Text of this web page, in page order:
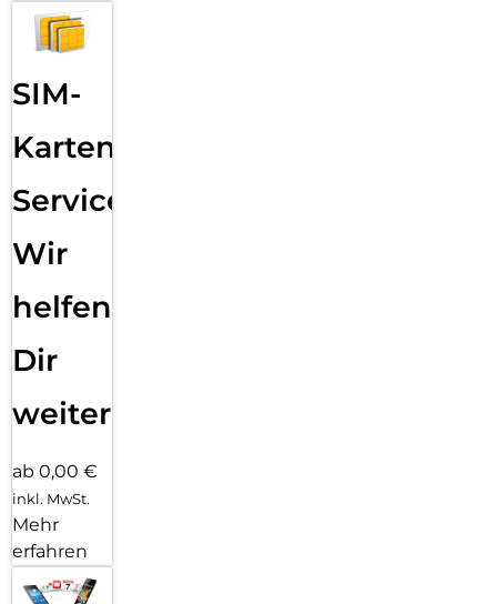
SIM-
Karten
Service:
Wir
helfen
Dir
weiter
ab 0,00 €
inkl. MwSt.
Mehr
erfahren